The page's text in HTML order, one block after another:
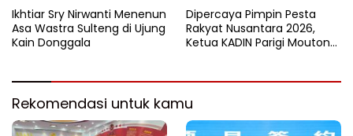
Ikhtiar Sry Nirwanti Menenun
Asa Wastra Sulteng di Ujung
Kain Donggala
Dipercaya Pimpin Pesta
Rakyat Nusantara 2026,
Ketua KADIN Parigi Moutong
di Palu
Rekomendasi untuk kamu